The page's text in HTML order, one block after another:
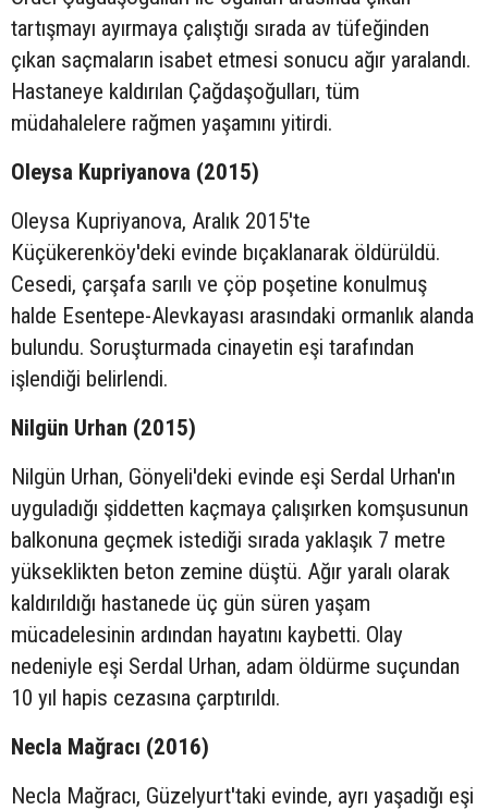
tartışmayı ayırmaya çalıştığı sırada av tüfeğinden
çıkan saçmaların isabet etmesi sonucu ağır yaralandı.
Hastaneye kaldırılan Çağdaşoğulları, tüm
müdahalelere rağmen yaşamını yitirdi.
Oleysa Kupriyanova (2015)
Oleysa Kupriyanova, Aralık 2015'te
Küçükerenköy'deki evinde bıçaklanarak öldürüldü.
Cesedi, çarşafa sarılı ve çöp poşetine konulmuş
halde Esentepe-Alevkayası arasındaki ormanlık alanda
bulundu. Soruşturmada cinayetin eşi tarafından
işlendiği belirlendi.
Nilgün Urhan (2015)
Nilgün Urhan, Gönyeli'deki evinde eşi Serdal Urhan'ın
uyguladığı şiddetten kaçmaya çalışırken komşusunun
balkonuna geçmek istediği sırada yaklaşık 7 metre
yükseklikten beton zemine düştü. Ağır yaralı olarak
kaldırıldığı hastanede üç gün süren yaşam
mücadelesinin ardından hayatını kaybetti. Olay
nedeniyle eşi Serdal Urhan, adam öldürme suçundan
10 yıl hapis cezasına çarptırıldı.
Necla Mağracı (2016)
Necla Mağracı, Güzelyurt'taki evinde, ayrı yaşadığı eşi